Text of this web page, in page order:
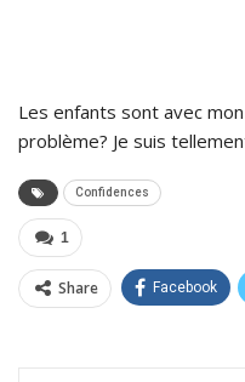
Les enfants sont avec
problème? Je suis
Confidences
1
Share Facebook